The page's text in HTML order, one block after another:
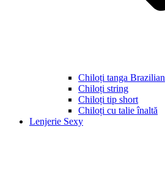
Chiloți tanga Brazilian
Chiloți string
Chiloți tip short
Chiloți cu talie înaltă
Lenjerie Sexy